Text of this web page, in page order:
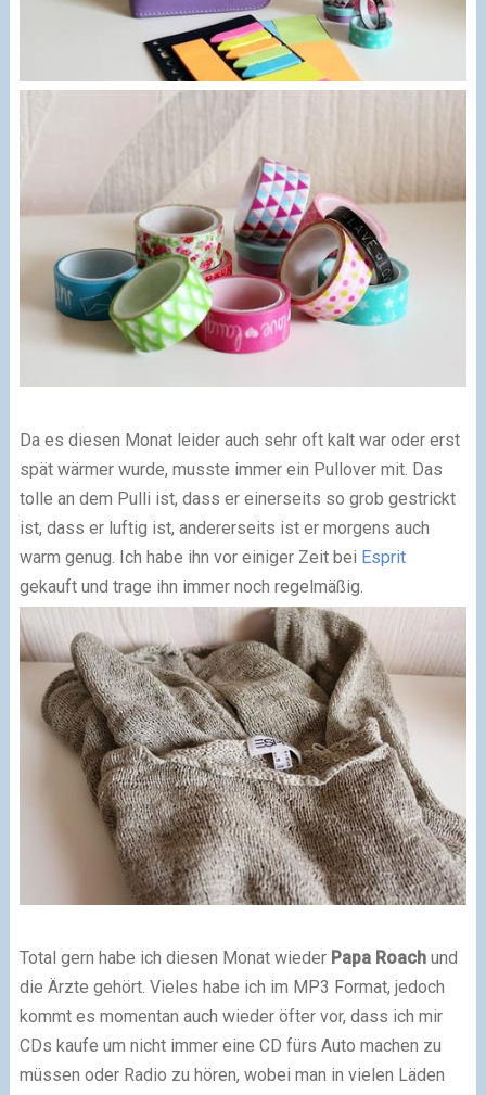
Da es diesen Monat leider auch sehr oft kalt war oder erst
spät wärmer wurde, musste immer ein Pullover mit. Das
tolle an dem Pulli ist, dass er einerseits so grob gestrickt
ist, dass er luftig ist, andererseits ist er morgens auch
warm genug. Ich habe ihn vor einiger Zeit bei Esprit
gekauft und trage ihn immer noch regelmäßig.
Total gern habe ich diesen Monat wieder Papa Roachund
die Ärzte gehört. Vieles habe ich im MP3 Format, jedoch
kommt es momentan auch wieder öfter vor, dass ich mir
CDs kaufe um nicht immer eine CD fürs Auto machen zu
müssen oder Radio zu hören, wobei man in vielen Läden